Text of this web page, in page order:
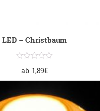
LED – Christbaum
ab 1,89€